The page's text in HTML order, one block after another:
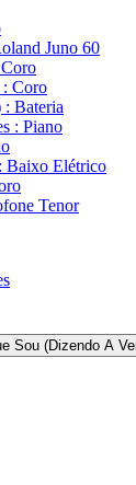
Juno 60
Coro
Bateria
: Piano
Baixo Elétrico
Tenor
Sou (Dizendo A